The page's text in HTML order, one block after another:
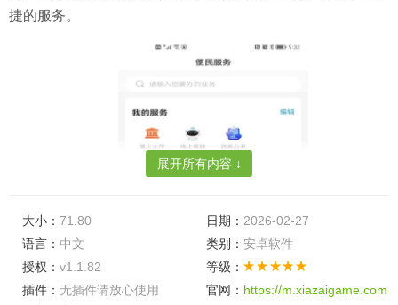
捷的服务。
展开所有内容 ↓
大小： 71.80 日期： 2026-02-27
语言： 中文 类别： 安卓软件
授权： v1.1.82
等级：
插件： 无插件请放心使用 官网： https://m.xiazaigame.com